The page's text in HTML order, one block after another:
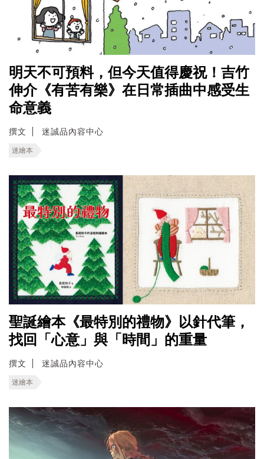
明天不可預料，但今天值得慶祝！吉竹
伸介《有苦有樂》在日常插曲中感受生
命意義
撰文 迷誠品內容中心
迷繪本
聖誕繪本《最特別的禮物》以針代筆，
找回「心意」與「時間」的重量
撰文 迷誠品內容中心
迷繪本